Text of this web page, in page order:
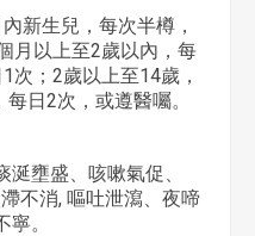
新生兒，每次半樽，
月以上至2歲以內，每
次；2歲以上至14歲，
日2次，或遵醫囑。
涎壅盛、咳嗽氣促、
不消, 嘔吐泄瀉、夜啼
。